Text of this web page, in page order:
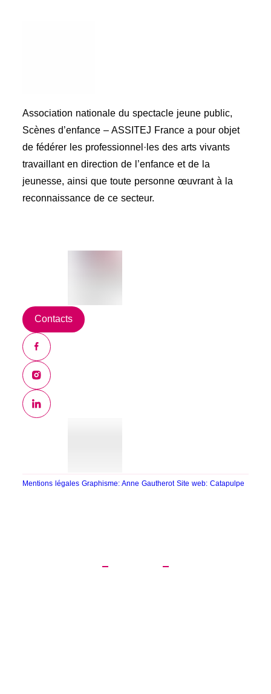
Association nationale du spectacle jeune public,
Scènes d’enfance – ASSITEJ France a pour objet
de fédérer les professionnel·les des arts vivants
travaillant en direction de l’enfance et de la
jeunesse, ainsi que toute personne œuvrant à la
reconnaissance de ce secteur.
Contacts
Mentions légalesGraphisme: Anne GautherotSite web: Catapulpe